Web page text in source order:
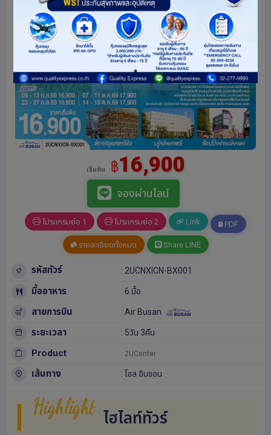
เริ่มต้น ฿16,900
จองผ่านไลน์
โปรแกรมย่อ 1 โปรแกรมย่อ 2 Link PDF
รายละเอียดทั้งหมด Share LINE
รหัสทัวร์ : 2UCNXICN-BX001
มื้ออาหาร : 6 มื้อ
สายการบิน : Air Busan
ระยะเวลา : 5วัน 3คืน
Product : 2UCenter
เส้นทาง : โซล อินชอน
Highlight ไฮไลท์ทัวร์